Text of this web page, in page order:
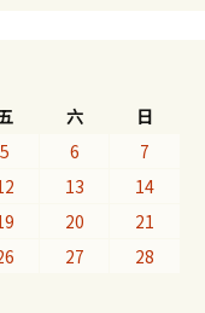
六
日
5 6
7
13
14
20
21
27
28